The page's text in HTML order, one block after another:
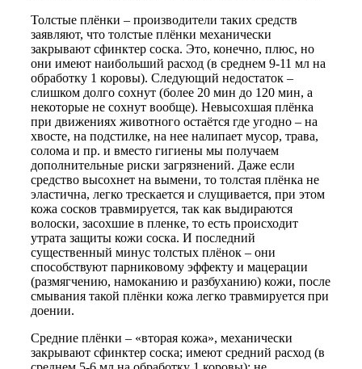
Толстые плёнки – производители таких средств
заявляют, что толстые плёнки механически
закрывают сфинктер соска. Это, конечно, плюс, но
они имеют наибольший расход (в среднем 9-11 мл на
обработку 1 коровы). Следующий недостаток –
слишком долго сохнут (более 20 мин до 120 мин, а
некоторые не сохнут вообще). Невысохшая плёнка
при движениях животного остаётся где угодно – на
хвосте, на подстилке, на нее налипает мусор, трава,
солома и пр. и вместо гигиены мы получаем
дополнительные риски загрязнений. Даже если
средство высохнет на вымени, то толстая плёнка не
эластична, легко трескается и слущивается, при этом
кожа сосков травмируется, так как выдираются
волоски, засохшие в пленке, то есть происходит
утрата защиты кожи соска. И последний
существенный минус толстых плёнок – они
способствуют парниковому эффекту и мацерации
(размягчению, намоканию и разбуханию) кожи, после
смывания такой плёнки кожа легко травмируется при
доении.
Средние плёнки – «вторая кожа», механически
закрывают сфинктер соска; имеют средний расход (в